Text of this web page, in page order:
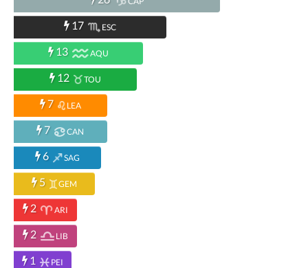
17 ESC
13 AQU
12 TOU
7 LEA
7 CAN
6 SAG
5 GEM
2 ARI
2 LIB
1 PEI